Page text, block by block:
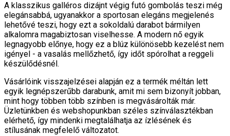
A klasszikus galléros dizájnt végig futó gombolás teszi még
elegánsabbá, ugyanakkor a sportosan elegáns megjelenés
lehetővé teszi, hogy ezt a sokoldalú darabot bármilyen
alkalomra magabiztosan viselhesse. A modern nő egyik
legnagyobb előnye, hogy ez a blúz különösebb kezelést nem
igényel - a vasalás mellőzhető, így időt spórolhat a reggeli
készülődésnél.
Vásárlóink visszajelzései alapján ez a termék méltán lett
egyik legnépszerűbb darabunk, amit mi sem bizonyít jobban,
mint hogy többen több színben is megvásárolták már.
Üzletünkben és webshopunkban széles színválasztékban
elérhető, így mindenki megtalálhatja az ízlésének és
stílusának megfelelő változatot.